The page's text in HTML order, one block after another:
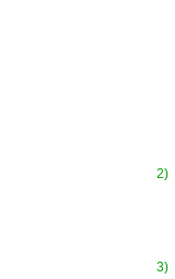
2)
3)